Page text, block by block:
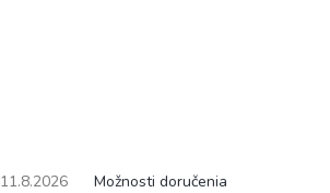
11.8.2026 Možnosti doručenia